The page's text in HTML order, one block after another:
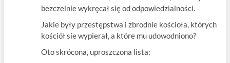
bezczelnie wykręcał się od odpowiedzialności.
Jakie były przestępstwa i zbrodnie kościoła, których
kościół sie wypierał, a które mu udowodniono?
Oto skrócona, uproszczona lista: